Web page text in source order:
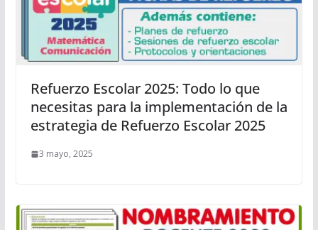
Refuerzo Escolar 2025: Todo lo que
necesitas para la implementación de la
estrategia de Refuerzo Escolar 2025
3 mayo, 2025